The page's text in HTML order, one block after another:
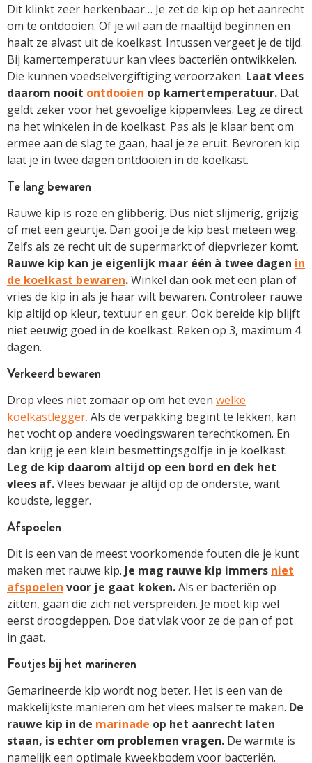
Dit klinkt zeer herkenbaar… Je zet de kip op het aanrecht
om te ontdooien. Of je wil aan de maaltijd beginnen en
haalt ze alvast uit de koelkast. Intussen vergeet je de tijd.
Bij kamertemperatuur kan vlees bacteriën ontwikkelen.
Die kunnen voedselvergiftiging veroorzaken. Laat vlees
daarom nooit ontdooien op kamertemperatuur. Dat
geldt zeker voor het gevoelige kippenvlees. Leg ze direct
na het winkelen in de koelkast. Pas als je klaar bent om
ermee aan de slag te gaan, haal je ze eruit. Bevroren kip
laat je in twee dagen ontdooien in de koelkast.
Te lang bewaren
Rauwe kip is roze en glibberig. Dus niet slijmerig, grijzig
of met een geurtje. Dan gooi je de kip best meteen weg.
Zelfs als ze recht uit de supermarkt of diepvriezer komt.
Rauwe kip kan je eigenlijk maar één à twee dagen in
de koelkast bewaren.Winkel dan ook met een plan of
vries de kip in als je haar wilt bewaren. Controleer rauwe
kip altijd op kleur, textuur en geur. Ook bereide kip blijft
niet eeuwig goed in de koelkast. Reken op 3, maximum 4
dagen.
Verkeerd bewaren
Drop vlees niet zomaar op om het even welke
koelkastlegger. Als de verpakking begint te lekken, kan
het vocht op andere voedingswaren terechtkomen. En
dan krijg je een klein besmettingsgolfje in je koelkast.
Leg de kip daarom altijd op een bord en dek het
vlees af.Vlees bewaar je altijd op de onderste, want
koudste, legger.
Afspoelen
Dit is een van de meest voorkomende fouten die je kunt
maken met rauwe kip. Je mag rauwe kip immers niet
afspoelen voor je gaat koken.Als er bacteriën op
zitten, gaan die zich net verspreiden. Je moet kip wel
eerst droogdeppen. Doe dat vlak voor ze de pan of pot
in gaat.
Foutjes bij het marineren
Gemarineerde kip wordt nog beter. Het is een van de
makkelijkste manieren om het vlees malser te maken. De
rauwe kip in de marinade op het aanrecht laten
staan, is echter om problemen vragen. De warmte is
namelijk een optimale kweekbodem voor bacteriën.